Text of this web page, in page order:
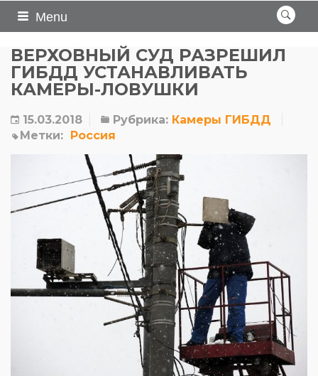
Menu
ВЕРХОВНЫЙ СУД РАЗРЕШИЛ
ГИБДД УСТАНАВЛИВАТЬ
КАМЕРЫ-ЛОВУШКИ
15.03.2018 Рубрика: Камеры ГИБДД
Метки: Россия